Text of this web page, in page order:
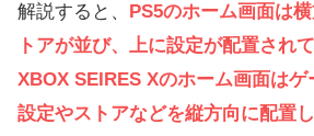
解説すると、
PS5のホーム画面は
トアが並び、上に設定が配置され
XBOX SEIRES Xのホーム画面はゲ
設定やストアなどを縦方向に配置